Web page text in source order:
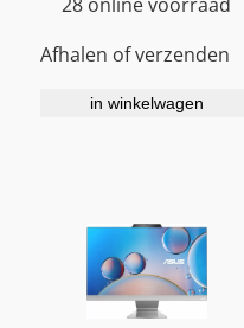
Afhalen of verzenden
in winkelwagen